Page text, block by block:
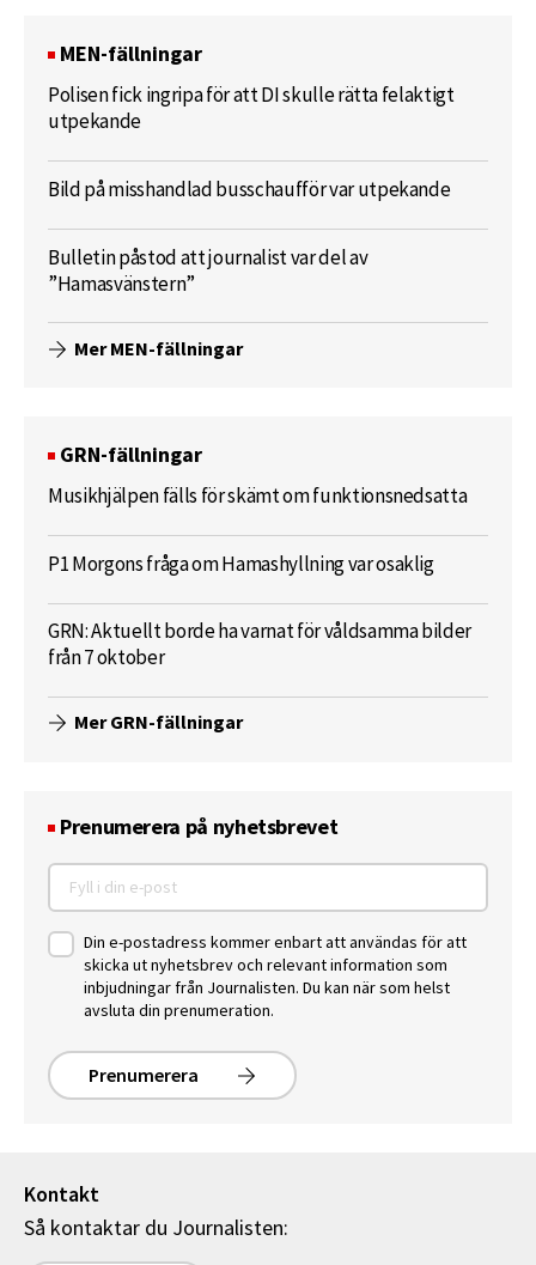
MEN-fällningar
Polisen fick ingripa för att DI skulle rätta felaktigt
utpekande
Bild på misshandlad busschaufför var utpekande
Bulletin påstod att journalist var del av
”Hamasvänstern”
Mer MEN-fällningar
GRN-fällningar
Musikhjälpen fälls för skämt om funktionsnedsatta
P1 Morgons fråga om Hamashyllning var osaklig
GRN: Aktuellt borde ha varnat för våldsamma bilder
från 7 oktober
Mer GRN-fällningar
Prenumerera på nyhetsbrevet
Din e-postadress kommer enbart att användas för att
skicka ut nyhetsbrev och relevant information som
inbjudningar från Journalisten. Du kan när som helst
avsluta din prenumeration.
Prenumerera
Kontakt
Så kontaktar du Journalisten: